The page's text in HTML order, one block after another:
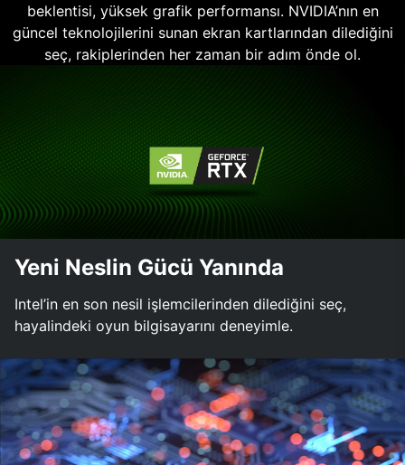
beklentisi, yüksek grafik performansı. NVIDIA’nın en
güncel teknolojilerini sunan ekran kartlarından dilediğini
seç, rakiplerinden her zaman bir adım önde ol.
Yeni Neslin Gücü Yanında
Intel’in en son nesil işlemcilerinden dilediğini seç,
hayalindeki oyun bilgisayarını deneyimle.